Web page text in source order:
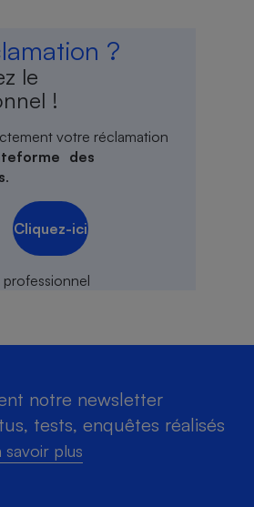
?
le
!
votre réclamation
des
.
Cliquez-ici
notre newsletter
tests, enquêtes réalisés
savoir plus